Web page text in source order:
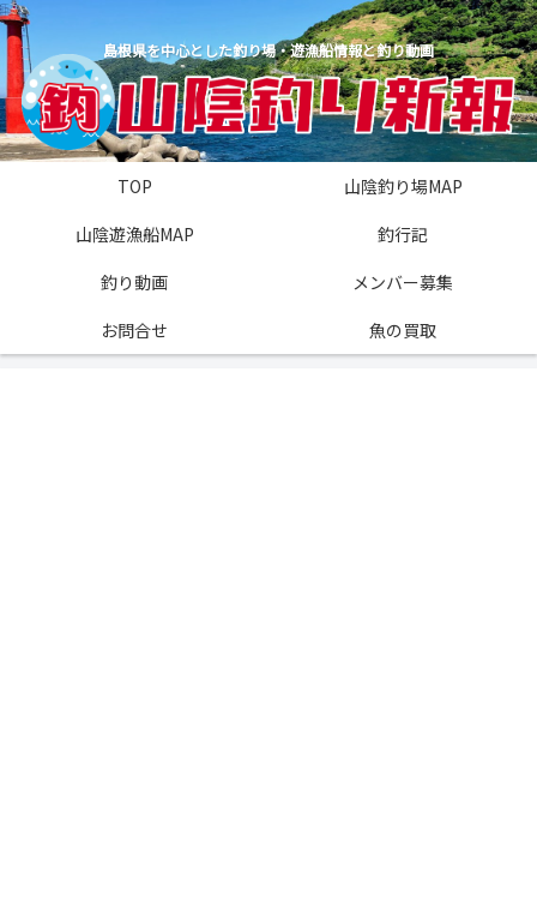
島根県を中心とした釣り場・遊漁船情報と釣り動画
TOP
山陰釣り場MAP
山陰遊漁船MAP
釣行記
釣り動画
メンバー募集
お問合せ
魚の買取